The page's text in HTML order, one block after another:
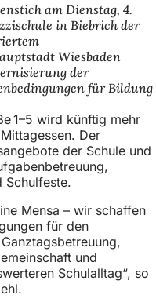
am Dienstag, 4.
in Biebrich der
Wiesbaden
der
für Bildung
1–5 wird künftig mehr
Der
der Schule und
Schulfeste.
Mensa – wir schaffen
für den
und
Schulalltag“, so